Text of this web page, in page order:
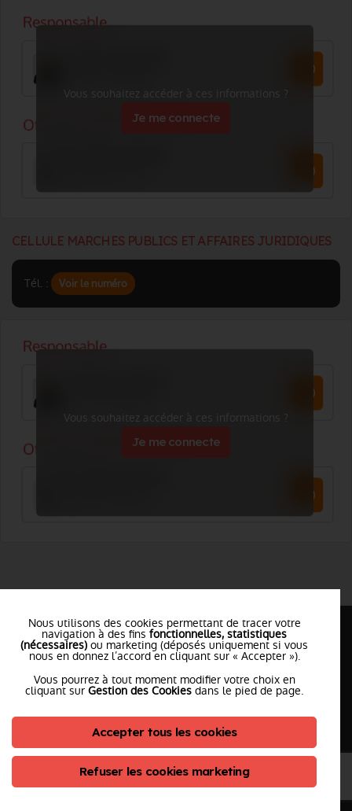
Vous souhaitez accéder à ces informations ?
Je me connecte
CELLULE MARCHES PUBLICS ET AFFAIRES JURIDIQUES
Tél. : Voir le numéro
Vous souhaitez accéder à ces informations ?
Je me connecte
Le 1 annuaire des sapeurs pompiers de France.
SDIS et Sapeurs-Pompiers
Nous utilisons des cookies permettant de tracer votre
navigation à des fins fonctionnelles, statistiques
(nécessaires) ou marketing (déposés uniquement si vous
nous en donnez l’accord en cliquant sur « Accepter »).
Vous pourrez à tout moment modifier votre choix en
cliquant sur Gestion des Cookies dans le pied de page.
Accepter tous les cookies
Refuser les cookies marketing